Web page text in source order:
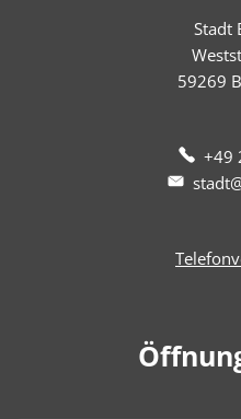
Stadt
59269
+49